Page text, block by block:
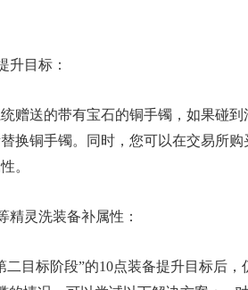
升目标：
赠送的带有宝石的铜手镯，如果碰
换铜手镯。同时，您可以在交易所
。
精灵洗装备补属性：
二目标阶段”的10点装备提升目标后